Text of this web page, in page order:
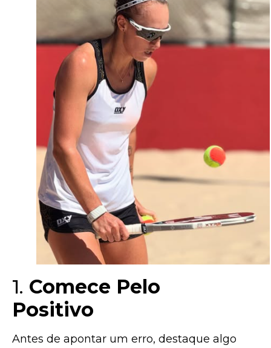
1. Comece Pelo
Positivo
Antes de apontar um erro, destaque algo